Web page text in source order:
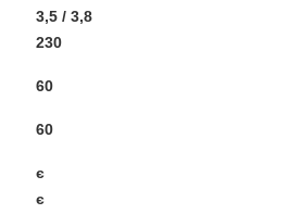
3,5 / 3,8
230
60
60
є
є